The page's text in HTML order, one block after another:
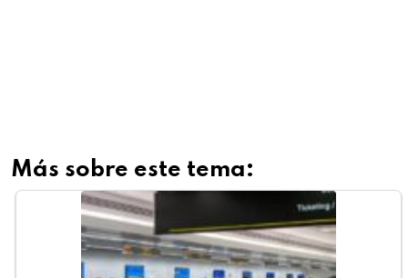
Más sobre este tema: